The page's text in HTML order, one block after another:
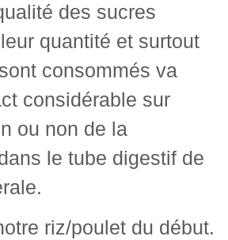
des sucres
quantité et surtout
consommés va
considérable sur
ou non de la
le tube digestif de
riz/poulet du début.